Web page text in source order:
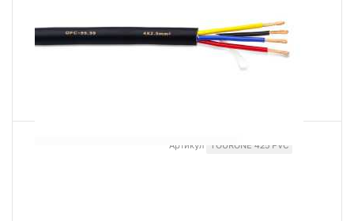
Артикул TOURONE 425 PVC